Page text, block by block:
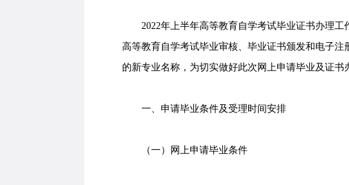
2022年上半年高等教育自学考试毕业证书办理工
高等教育自学考试毕业审核、毕业证书颁发和电子
的新专业名称，为切实做好此次网上申请毕业及证书
一、申请毕业条件及受理时间安排
（一）网上申请毕业条件